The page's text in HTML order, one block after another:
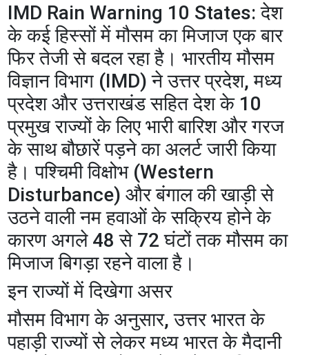
IMD Rain Warning 10 States: देश
के कई हिस्सों में मौसम का मिजाज एक बार
फिर तेजी से बदल रहा है। भारतीय मौसम
विज्ञान विभाग (IMD) ने उत्तर प्रदेश, मध्य
प्रदेश और उत्तराखंड सहित देश के 10
प्रमुख राज्यों के लिए भारी बारिश और गरज
के साथ बौछारें पड़ने का अलर्ट जारी किया
है। पश्चिमी विक्षोभ (Western
Disturbance) और बंगाल की खाड़ी से
उठने वाली नम हवाओं के सक्रिय होने के
कारण अगले 48 से 72 घंटों तक मौसम का
मिजाज बिगड़ा रहने वाला है।
​इन राज्यों में दिखेगा असर
​मौसम विभाग के अनुसार, उत्तर भारत के
पहाड़ी राज्यों से लेकर मध्य भारत के मैदानी